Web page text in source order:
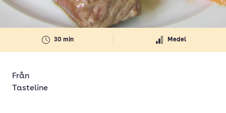
30 min Medel
Från
Tasteline